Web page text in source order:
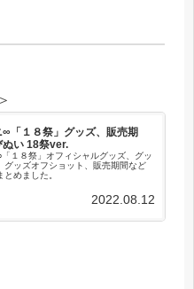
∞「１８祭」グッズ、販売期
ぬい 18祭ver.
１８祭」オフィシャルグッズ、グッ
グッズオフショット、販売期間など
とめました。
2022.08.12